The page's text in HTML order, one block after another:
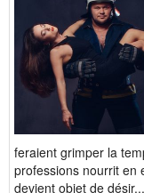
feraient grimper la
professions nourrit en
devient objet de